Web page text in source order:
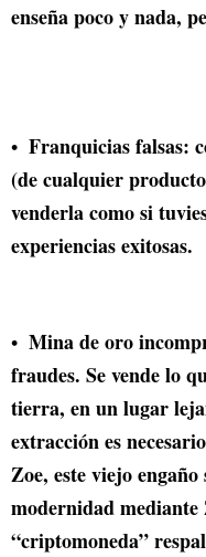
enseña poco y nada,
Franquicias falsas:
(de cualquier
venderla como si
experiencias exitosas.
Mina de oro
fraudes. Se vende lo
tierra, en un lugar
extracción es
Zoe, este viejo
modernidad mediante
“criptomoneda”